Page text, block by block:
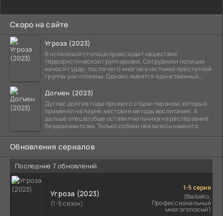
Скоро на сайте
Угроза (2023)
В испанской столице происходит нашествие
террористической группировки. Сотрудники полиции
наносят удар, после чего многие участники преступной
группы уничтожены. Однако имеется единственный
Догмен (2023)
Дуглас долгие годы прожил с отцом-тираном, который
применял на парне жестокие методы воспитания. А
дальше отец вообще оставил мальчика на растерзание
бездомным псам. Только собаки оказались намного
Обновления сериалов
Последние 7 обновлений
Угроза (2023)
(1-5 сезон)
1-5 серия
(BaibaKo,
Профессиональный
многоголосый)